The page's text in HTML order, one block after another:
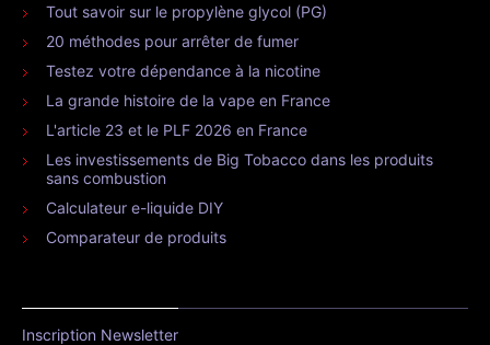
Tout savoir sur le propylène glycol (PG)
20 méthodes pour arrêter de fumer
Testez votre dépendance à la nicotine
La grande histoire de la vape en France
L'article 23 et le PLF 2026 en France
Les investissements de Big Tobacco dans les produits
sans combustion
Calculateur e-liquide DIY
Comparateur de produits
Inscription Newsletter